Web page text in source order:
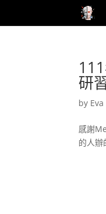
研
by
感謝
的人辦